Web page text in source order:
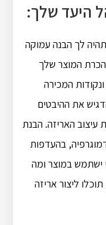
היעד שלך:
לך הבנה עמוקה
הכרת המוצר שלך
המכירה
את ההיבטים
עיצוב האריזה.הבנת
בהעדפות
ישתמש במוצר ומה
ליצור אריזה